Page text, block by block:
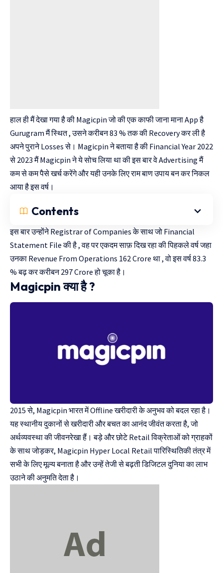
हाल ही मैं देखा गया है की Magicpinजो की एक काफी जाना माना App है
Gurugram मैं स्थित , उसने करीबन 83 % तक की Recovery कर ली है
अपने पुराने Losses से। Magicpin ने बताया है की Financial Year 2022
से 2023 मैं Magicpin ने ये सोच लिया था की इस बार वे Advertising मैं
कम से कम पैसे खर्च करेंगे और यही उनके लिए राम बाण उपाय बन कर निकल
आया है इस वर्ष।
Contents
इस बार उन्होंने Registrar of Companies के साथ जो Financial
Statement File की है , वह पर एकदम साफ़ दिख रहा की पिहकले वर्ष जहा
उनका Revenue From Operations 162 Crore था , वो इस वर्ष 83.3
% बढ़ कर करीबन 297 Crore हो चूका है।
Magicpin क्या है ?
2015 से, Magicpin भारत में Offline खरीदारी के अनुभव को बदल रहा है।
यह स्थानीय दुकानों से खरीदारी और बचत का आनंद जीवंत करता है, जो
अर्थव्यवस्था की जीवनरेखा हैं। बड़े और छोटे Retail विक्रेताओं को ग्राहकों
के साथ जोड़कर, Magicpin Hyper Local Retail पारिस्थितिकी तंत्र में
सभी के लिए मूल्य बनाता है और उन्हें तेजी से बढ़ती डिजिटल दुनिया का लाभ
उठाने की अनुमति देता है।